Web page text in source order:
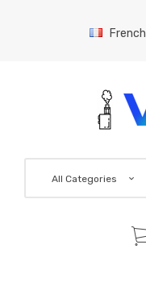
French
All Categories